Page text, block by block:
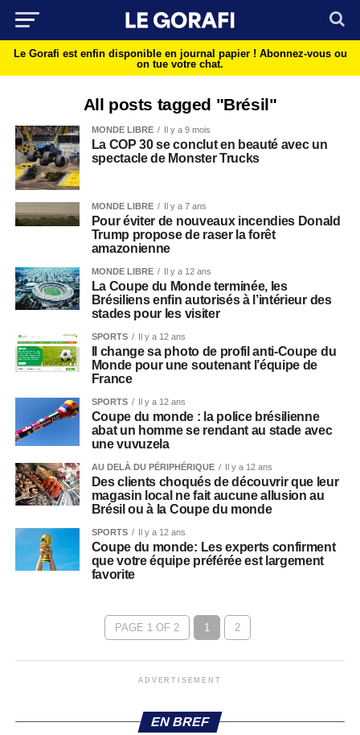
Le Gorafi est enfin disponible en journal papier ! Abonnez-vous ou
on tue votre chat.
All posts tagged "Brésil"
MONDE LIBRE Il y a 9 mois
La COP 30 se conclut en beauté avec un
spectacle de Monster Trucks
MONDE LIBRE Il y a 7 ans
Pour éviter de nouveaux incendies Donald
Trump propose de raser la forêt
amazonienne
MONDE LIBRE Il y a 12 ans
La Coupe du Monde terminée, les
Brésiliens enfin autorisés à l’intérieur des
stades pour les visiter
SPORTS Il y a 12 ans
Il change sa photo de profil anti-Coupe du
Monde pour une soutenant l’équipe de
France
SPORTS Il y a 12 ans
Coupe du monde : la police brésilienne
abat un homme se rendant au stade avec
une vuvuzela
AU DELÀ DU PÉRIPHÉRIQUE Il y a 12 ans
Des clients choqués de découvrir que leur
magasin local ne fait aucune allusion au
Brésil ou à la Coupe du monde
SPORTS Il y a 12 ans
Coupe du monde: Les experts confirment
que votre équipe préférée est largement
favorite
PAGE 1 OF 2 1 2
ADVERTISEMENT
EN BREF